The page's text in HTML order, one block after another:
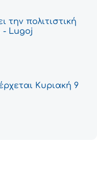
την πολιτιστική
- Lugoj
Κυριακή 9